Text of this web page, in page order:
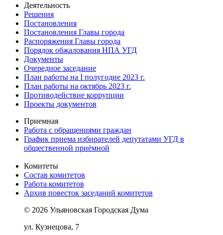
Деятельность
Решения
Постановления
Постановления Главы города
Распоряжения Главы города
Порядок обжалования НПА УГД
Документы
Очередное заседание
План работы на I полугодие 2023 г.
План работы на октябрь 2023 г.
Противодействие коррупции
Проекты документов
Приемная
Работа с обращениями граждан
График приема избирателей депутатами УГД в
общественной приёмной
Комитеты
Состав комитетов
Работа комитетов
Архив повесток заседаний комитетов
© 2026 Ульяновская Городская Дума
ул. Кузнецова, 7